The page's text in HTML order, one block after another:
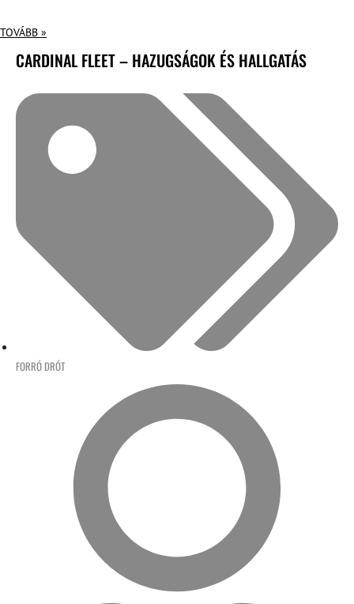
TOVÁBB »
CARDINAL FLEET – HAZUGSÁGOK ÉS HALLGATÁS
FORRÓ DRÓT